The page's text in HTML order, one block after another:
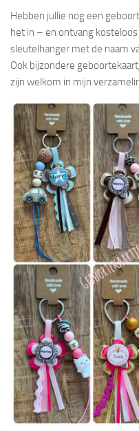
Hebben jullie nog een
het in – en ontvang
sleutelhanger met de naam
Ook bijzondere
zijn welkom in mijn